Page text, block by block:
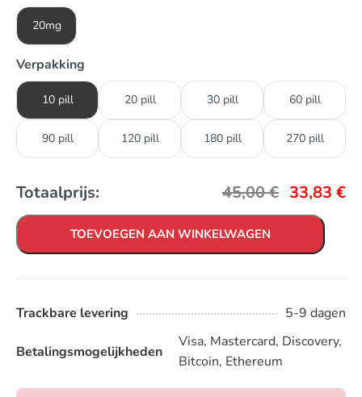
20mg
Verpakking
10 pill 20 pill 30 pill 60 pill
90 pill 120 pill 180 pill 270 pill
Totaalprijs: 45,00€ 33,83 €
TOEVOEGEN AAN WINKELWAGEN
Trackbare levering 5-9 dagen
Betalingsmogelijkheden
Visa, Mastercard, Discovery,
Bitcoin, Ethereum